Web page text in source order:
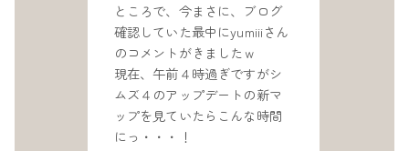
ところで、今まさに、ブログ
確認していた最中にyumiiiさん
のコメントがきましたｗ
現在、午前４時過ぎですがシ
ムズ４のアップデートの新マ
ップを見ていたらこんな時間
にっ・・・！